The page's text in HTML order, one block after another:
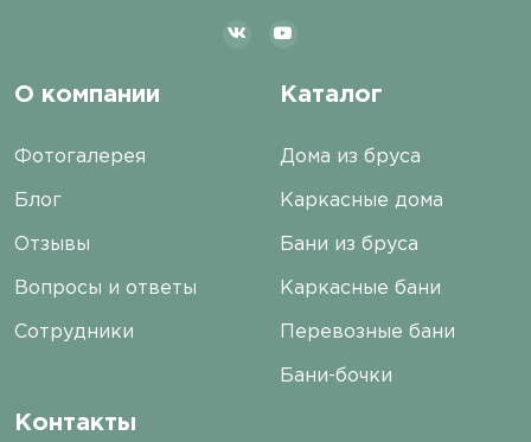
О компании
Фотогалерея
Блог
Отзывы
Вопросы и ответы
Сотрудники
Каталог
Дома из бруса
Каркасные дома
Бани из бруса
Каркасные бани
Перевозные бани
Бани-бочки
Контакты